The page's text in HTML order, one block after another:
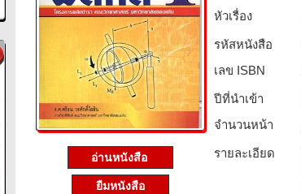
อ่านหนังสือ
ยืมหนังสือ
หัวเรื่อง
รหัสหนังสือ­
เลข ISBN
ปีที่นำเข้า
จำนวนหน้า
รายละเอียด